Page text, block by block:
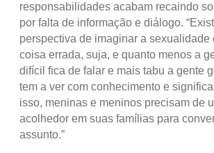
responsabilidades acabam recaindo
por falta de informação e diálogo.
perspectiva de imaginar a sexualidade
coisa errada, suja, e quanto menos a
difícil fica de falar e mais tabu a gente
tem a ver com conhecimento e
isso, meninas e meninos precisam de
acolhedor em suas famílias para
assunto.”